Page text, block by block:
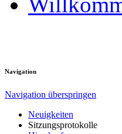
Navigation
Navigation überspringen
Neuigkeiten
Sitzungsprotokolle